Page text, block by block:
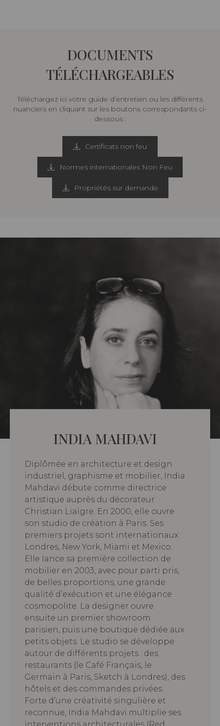
DOCUMENTS
TÉLÉCHARGEABLES
Téléchargez ici votre guide d’entretien ou les différents
nuanciers en cliquant sur les boutons correspondants ci-
dessous :
Certificats non feu
Normes internationales Non Feu
Propriétés sur demande
INDIA MAHDAVI
Diplômée en architecture et design
industriel, graphisme et mobilier, India
Mahdavi débute comme directrice
artistique auprès du décorateur
Christian Liaigre. En 2000, elle ouvre
son studio de création à Paris. Ses
premiers projets sont internationaux :
Londres, New York, Miami et Mexico.
Elle lance sa première collection de
mobilier en 2003, avec pour parti pris,
de belles proportions, une grande
qualité d’exécution et une élégance
cosmopolite. La designer ouvre
ensuite un premier showroom
parisien, puis une boutique dédiée aux
petits objets. Le studio se développe
autour de différents projets : des
restaurants (le Café Français, le
Germain à Paris, Sketch à Londres), des
hôtels et des commandes privées.
Forte d’une créativité singulière et
reconnue, India Mahdavi multiplie ses